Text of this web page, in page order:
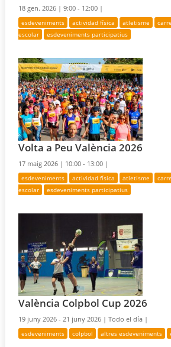
18 gen. 2026 |9:00 - 12:00 |
esdeveniments actividad física atletisme
escolar
esdeveniments participatius
Volta a Peu València 2026
17 maig 2026 | 10:00 - 13:00 |
esdeveniments actividad física atletisme
escolar
esdeveniments participatius
València Colpbol Cup 2026
19 juny 2026 - 21 juny 2026 |Todo el día |
esdeveniments colpbol altres esdeveniments